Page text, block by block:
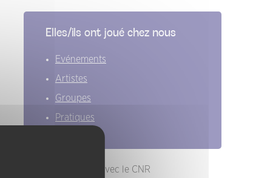
Elles/ils ont joué chez nous
Evénements
Artistes
Groupes
Pratiques
En partenariat avec le CNR